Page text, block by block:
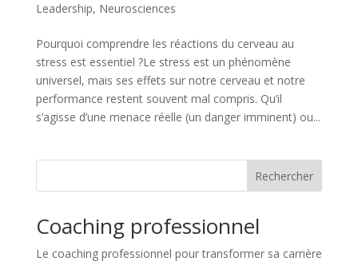
Leadership, Neurosciences
Pourquoi comprendre les réactions du cerveau au
stress est essentiel ?Le stress est un phénomène
universel, mais ses effets sur notre cerveau et notre
performance restent souvent mal compris. Qu’il
s’agisse d’une menace réelle (un danger imminent) ou...
Rechercher
Coaching professionnel
Le coaching professionnel pour transformer sa carrière